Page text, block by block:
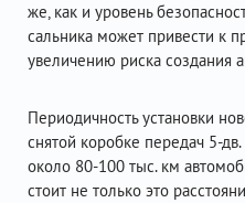
же, как и уровень
сальника может привести к
увеличению риска создания
Периодичность установки
снятой коробке передач 5-
около 80-100 тыс. км
стоит не только это